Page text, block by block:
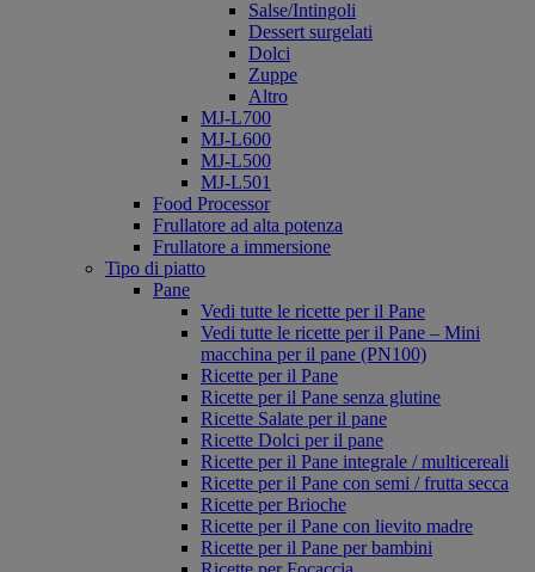
Salse/Intingoli
Dessert surgelati
Dolci
Zuppe
Altro
MJ-L700
MJ-L600
MJ-L500
MJ-L501
Food Processor
Frullatore ad alta potenza
Frullatore a immersione
Tipo di piatto
Pane
Vedi tutte le ricette per il Pane
Vedi tutte le ricette per il Pane – Mini
macchina per il pane (PN100)
Ricette per il Pane
Ricette per il Pane senza glutine
Ricette Salate per il pane
Ricette Dolci per il pane
Ricette per il Pane integrale / multicereali
Ricette per il Pane con semi / frutta secca
Ricette per Brioche
Ricette per il Pane con lievito madre
Ricette per il Pane per bambini